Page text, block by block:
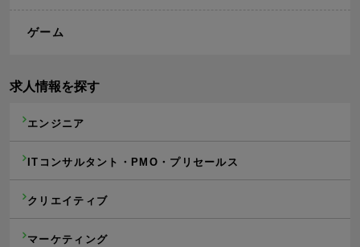
ゲーム
求人情報を探す
エンジニア
ITコンサルタント・PMO・プリセールス
クリエイティブ
マーケティング